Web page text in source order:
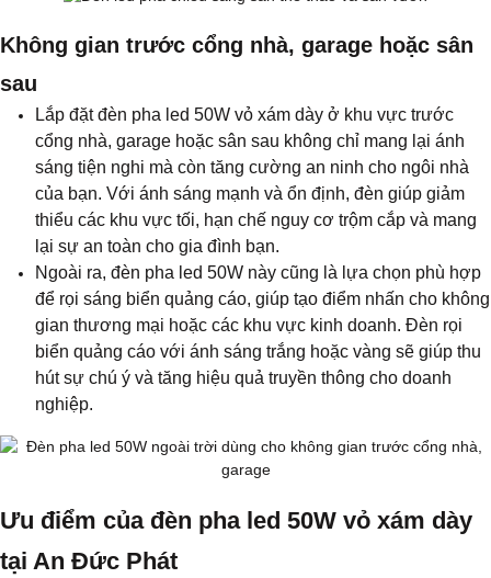
Không gian trước cổng nhà, garage hoặc sân
sau
Lắp đặt đèn pha led 50W vỏ xám dày ở khu vực trước
cổng nhà, garage hoặc sân sau không chỉ mang lại ánh
sáng tiện nghi mà còn tăng cường an ninh cho ngôi nhà
của bạn. Với ánh sáng mạnh và ổn định, đèn giúp giảm
thiểu các khu vực tối, hạn chế nguy cơ trộm cắp và mang
lại sự an toàn cho gia đình bạn.
Ngoài ra, đèn pha led 50W này cũng là lựa chọn phù hợp
để rọi sáng biển quảng cáo, giúp tạo điểm nhấn cho không
gian thương mại hoặc các khu vực kinh doanh. Đèn rọi
biển quảng cáo với ánh sáng trắng hoặc vàng sẽ giúp thu
hút sự chú ý và tăng hiệu quả truyền thông cho doanh
nghiệp.
Ưu điểm của đèn pha led 50W vỏ xám dày
tại An Đức Phát